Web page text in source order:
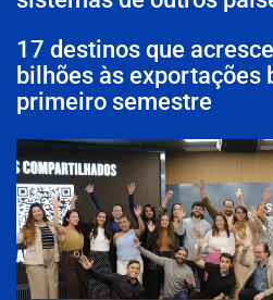
17 destinos que
bilhões às exportações
primeiro semestre